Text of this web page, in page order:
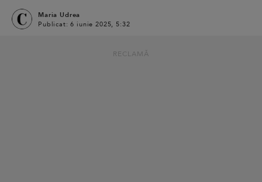
Maria Udrea
Publicat: 6 iunie 2025, 5:32
RECLAMĂ